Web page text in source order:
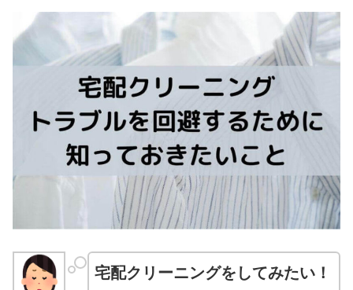
宅配クリーニングをしてみたい！